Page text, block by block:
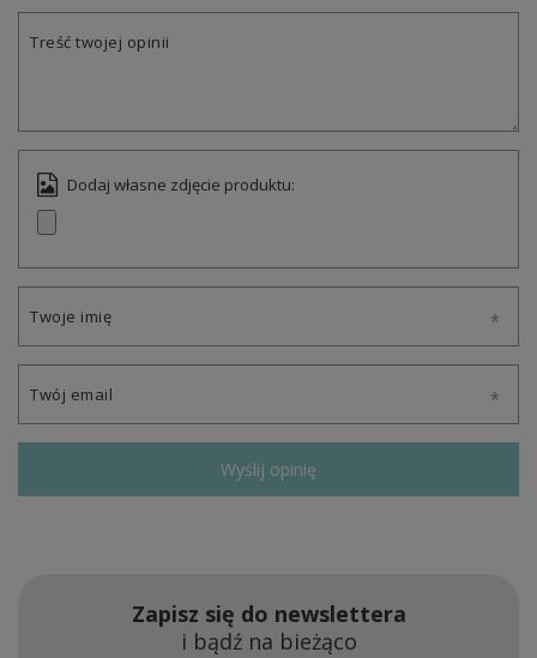
Treść twojej opinii
Dodaj własne zdjęcie produktu:
Twoje imię
Twój email
Wyślij opinię
Zapisz się do newslettera
i bądź na bieżąco